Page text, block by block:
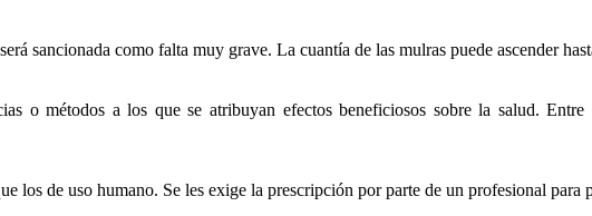
sancionada como falta muy grave. La cuantía de las mulras puede ascender
o métodos a los que se atribuyan efectos beneficiosos sobre la salud.
los de uso humano. Se les exige la prescripción por parte de un profesional